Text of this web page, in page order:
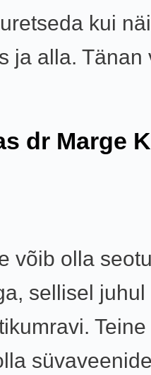
kui
ja alla. Tänan
dr Marge
võib olla
sellisel juhul